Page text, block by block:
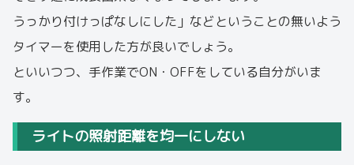
うっかり付けっぱなしにした」などということの無いよう
タイマーを使用した方が良いでしょう。
といいつつ、手作業でON・OFFをしている自分がいま
す。
ライトの照射距離を均一にしない